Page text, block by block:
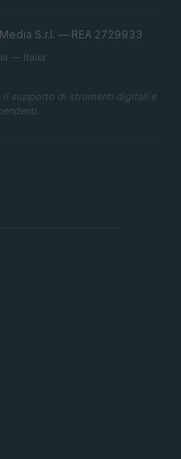
S.r.l. — REA 2729933
— Italia
il supporto di strumenti digitali e